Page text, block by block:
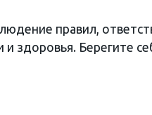
правил,
и здоровья. Берегите